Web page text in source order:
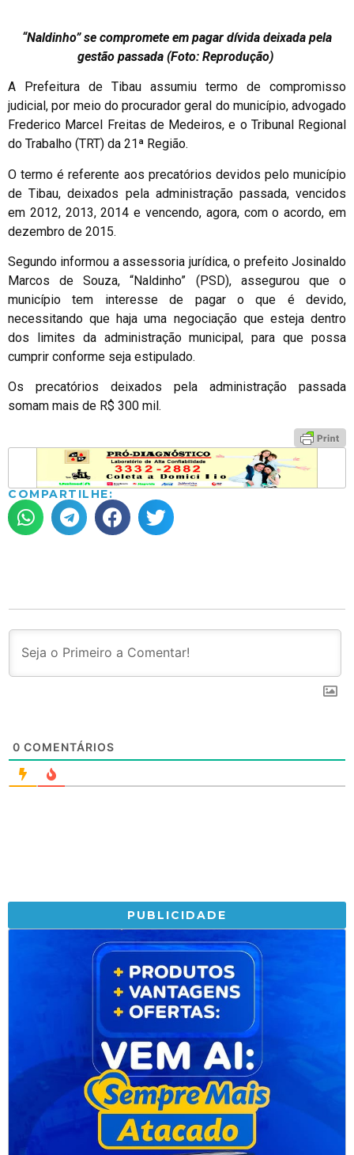
“Naldinho” se compromete em pagar dívida deixada pela
gestão passada (Foto: Reprodução)
A Prefeitura de Tibau assumiu termo de compromisso
judicial, por meio do procurador geral do município, advogado
Frederico Marcel Freitas de Medeiros, e o Tribunal Regional
do Trabalho (TRT) da 21ª Região.
O termo é referente aos precatórios devidos pelo município
de Tibau, deixados pela administração passada, vencidos
em 2012, 2013, 2014 e vencendo, agora, com o acordo, em
dezembro de 2015.
Segundo informou a assessoria jurídica, o prefeito Josinaldo
Marcos de Souza, “Naldinho” (PSD), assegurou que o
município tem interesse de pagar o que é devido,
necessitando que haja uma negociação que esteja dentro
dos limites da administração municipal, para que possa
cumprir conforme seja estipulado.
Os precatórios deixados pela administração passada
somam mais de R$ 300 mil.
COMPARTILHE:
0 COMENTÁRIOS
PUBLICIDADE